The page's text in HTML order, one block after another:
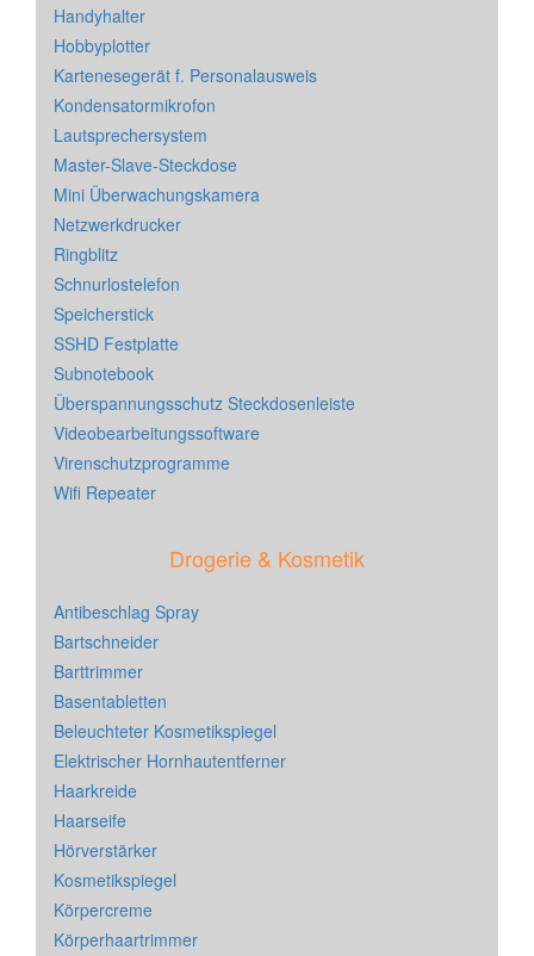
Handyhalter
Hobbyplotter
Kartenesegerät f. Personalausweis
Kondensatormikrofon
Lautsprechersystem
Master-Slave-Steckdose
Mini Überwachungskamera
Netzwerkdrucker
Ringblitz
Schnurlostelefon
Speicherstick
SSHD Festplatte
Subnotebook
Überspannungsschutz Steckdosenleiste
Videobearbeitungssoftware
Virenschutzprogramme
Wifi Repeater
Drogerie & Kosmetik
Antibeschlag Spray
Bartschneider
Barttrimmer
Basentabletten
Beleuchteter Kosmetikspiegel
Elektrischer Hornhautentferner
Haarkreide
Haarseife
Hörverstärker
Kosmetikspiegel
Körpercreme
Körperhaartrimmer